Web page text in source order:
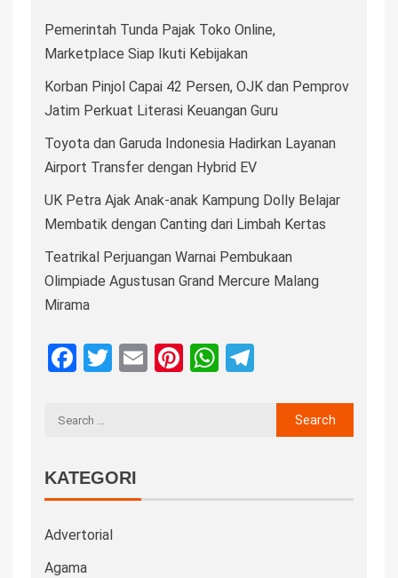
Pemerintah Tunda Pajak Toko Online,
Marketplace Siap Ikuti Kebijakan
Korban Pinjol Capai 42 Persen, OJK dan Pemprov
Jatim Perkuat Literasi Keuangan Guru
Toyota dan Garuda Indonesia Hadirkan Layanan
Airport Transfer dengan Hybrid EV
UK Petra Ajak Anak-anak Kampung Dolly Belajar
Membatik dengan Canting dari Limbah Kertas
Teatrikal Perjuangan Warnai Pembukaan
Olimpiade Agustusan Grand Mercure Malang
Mirama
Facebook
Twitter
EmailPinterest
WhatsApp
KATEGORI
Advertorial
Agama